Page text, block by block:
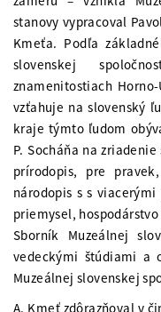
stanovy vypracoval
Kmeťa. Podľa
slovenskej
znamenitostiach
vzťahuje na slovenský
kraje týmto ľudom
P. Socháňa na
prírodopis, pre
národopis s s
priemysel,
Sborník Muzeálnej
vedeckými štúdiami a
Muzeálnej slovenskej
A. Kmeť zdôrazňoval v